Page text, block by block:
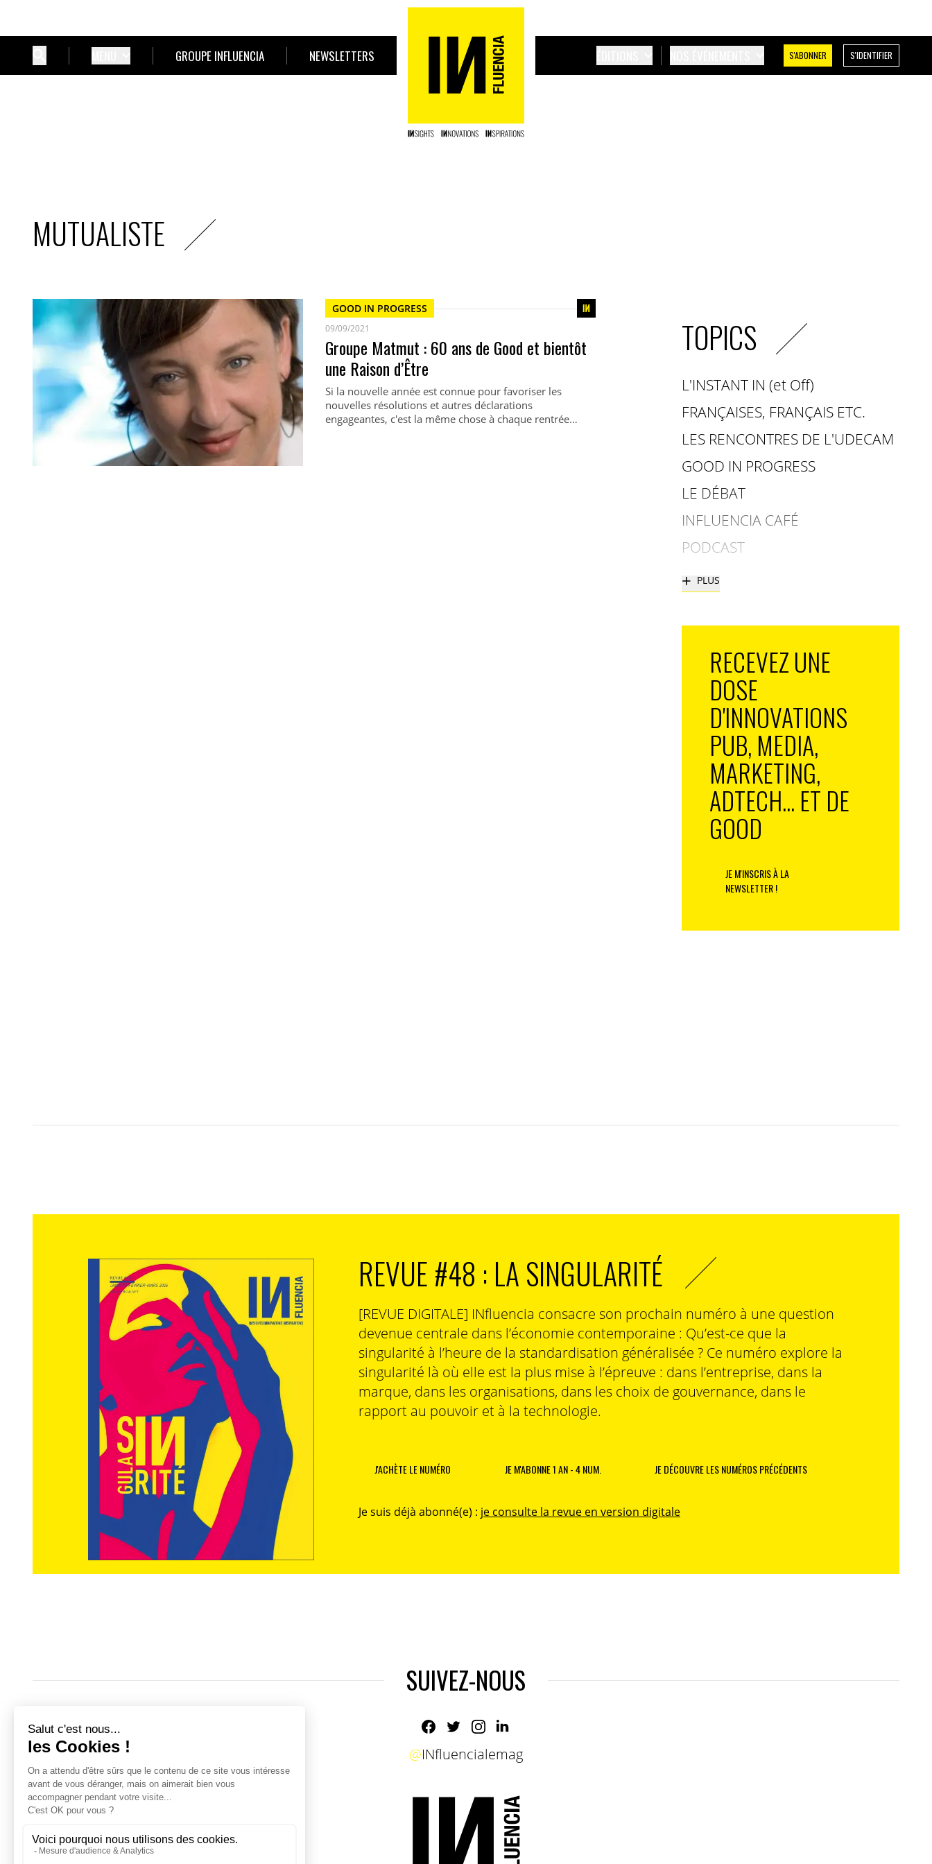
GROUPE INFLUENCIA NEWSLETTERS S'ABONNER S'IDENTIFIER
MUTUALISTE
GOOD IN PROGRESS
09/09/2021
Groupe Matmut : 60 ans de Good et bientôt
une Raison d’Être
Si la nouvelle année est connue pour favoriser les
nouvelles résolutions et autres déclarations
engageantes, c'est la même chose à chaque rentrée…
TOPICS
L'INSTANT IN (et Off)
FRANÇAISES, FRANÇAIS ETC.
LES RENCONTRES DE L'UDECAM
GOOD IN PROGRESS
LE DÉBAT
INFLUENCIA CAFÉ
PODCAST
+ PLUS
RECEVEZ UNE
DOSE
D'INNOVATIONS
PUB, MEDIA,
MARKETING,
ADTECH... ET DE
GOOD
JE M'INSCRIS À LA
NEWSLETTER !
REVUE #48 : LA SINGULARITÉ
[REVUE DIGITALE] INfluencia consacre son prochain numéro à une question
devenue centrale dans l’économie contemporaine : Qu’est-ce que la
singularité à l’heure de la standardisation généralisée ? Ce numéro explore la
singularité là où elle est la plus mise à l’épreuve : dans l’entreprise, dans la
marque, dans les organisations, dans les choix de gouvernance, dans le
rapport au pouvoir et à la technologie.
J'ACHÈTE LE NUMÉRO JE M'ABONNE 1 AN - 4 NUM. JE DÉCOUVRE LES NUMÉROS PRÉCÉDENTS
Je suis déjà abonné(e) : je consulte la revue en version digitale
SUIVEZ-NOUS
@INfluencialemag